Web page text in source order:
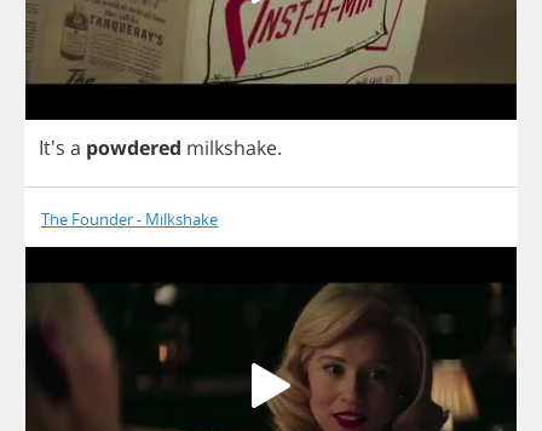
It's a powdered milkshake.
The Founder - Milkshake